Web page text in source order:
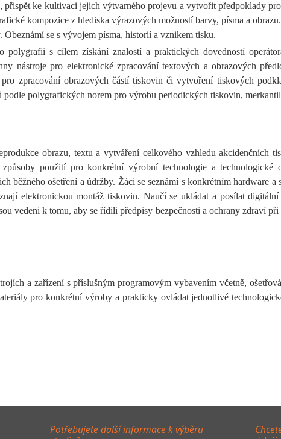
ke kultivaci jejich výtvarného projevu a vytvořit předpoklady
kompozice z hlediska výrazových možností barvy, písma a
se s vývojem písma, historií a vznikem tisku.
polygrafii s cílem získání znalostí a praktických dovedností
nástroje pro elektronické zpracování textových a obrazových
zpracování obrazových částí tiskovin či vytvoření tiskových
polygrafických norem pro výrobu periodických tiskovin,
obrazu, textu a vytváření celkového vzhledu akcidenčních
použití pro konkrétní výrobní technologie a
běžného ošetření a údržby. Žáci se seznámí s konkrétním hardware
elektronickou montáž tiskovin. Naučí se ukládat a posílat
vedeni k tomu, aby se řídili předpisy bezpečnosti a ochrany zdraví
a zařízení s příslušným programovým vybavením včetně,
pro konkrétní výroby a prakticky ovládat jednotlivé
Potřebujete další informace k výběru